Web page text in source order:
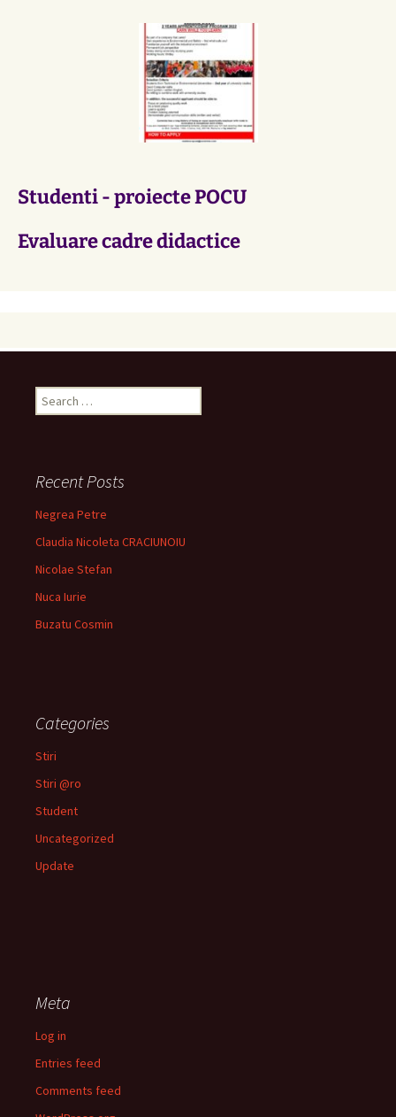
Studenti - proiecte POCU
Evaluare cadre didactice
Search
for:
Recent Posts
Negrea Petre
Claudia Nicoleta CRACIUNOIU
Nicolae Stefan
Nuca Iurie
Buzatu Cosmin
Categories
Stiri
Stiri @ro
Student
Uncategorized
Update
Meta
Log in
Entries feed
Comments feed